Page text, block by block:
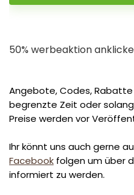
50% werbeaktion
Angebote, Codes,
begrenzte Zeit oder
Preise werden vor
Ihr könnt uns auch gerne
Facebook folgen um über
informiert zu werden.